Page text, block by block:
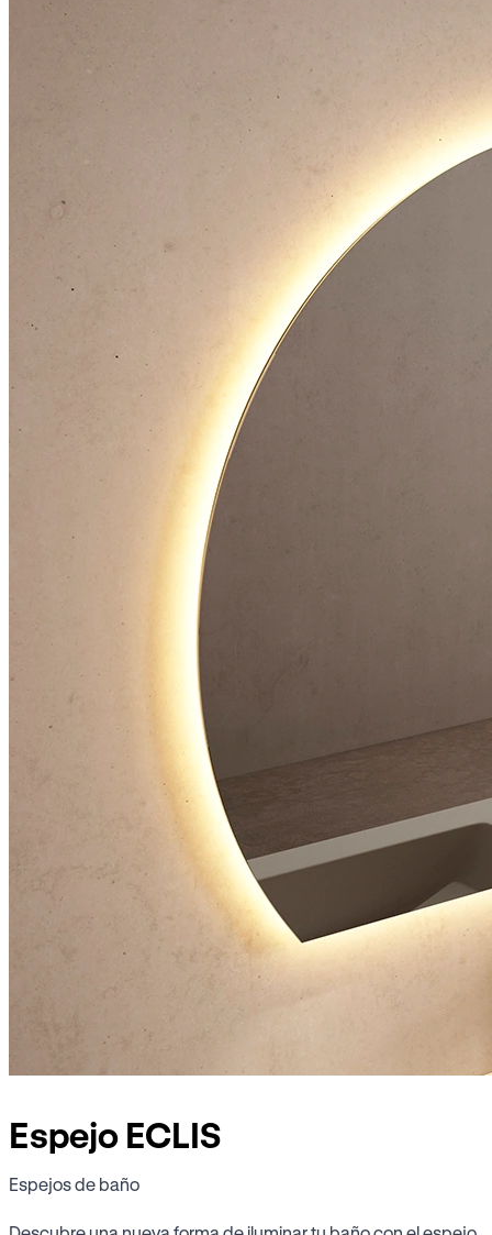
Espejo ECLIS
Espejos de baño